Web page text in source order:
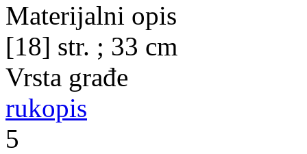
Materijalni opis
[18] str. ; 33 cm
Vrsta građe
rukopis
5